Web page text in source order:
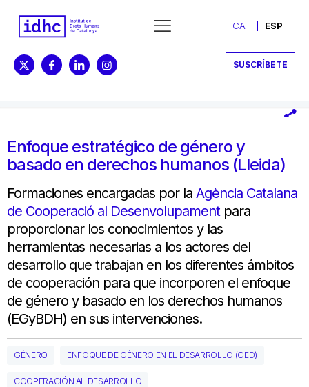
CAT ESP
SUSCRÍBETE
Enfoque estratégico de género y
basado en derechos humanos (Lleida)
Formaciones encargadas por la Agència Catalana
de Cooperació al Desenvolupament para
proporcionar los conocimientos y las
herramientas necesarias a los actores del
desarrollo que trabajan en los diferentes ámbitos
de cooperación para que incorporen el enfoque
de género y basado en los derechos humanos
(EGyBDH) en sus intervenciones.
GÉNERO ENFOQUE DE GÉNERO EN EL DESARROLLO (GED)
COOPERACIÓN AL DESARROLLO